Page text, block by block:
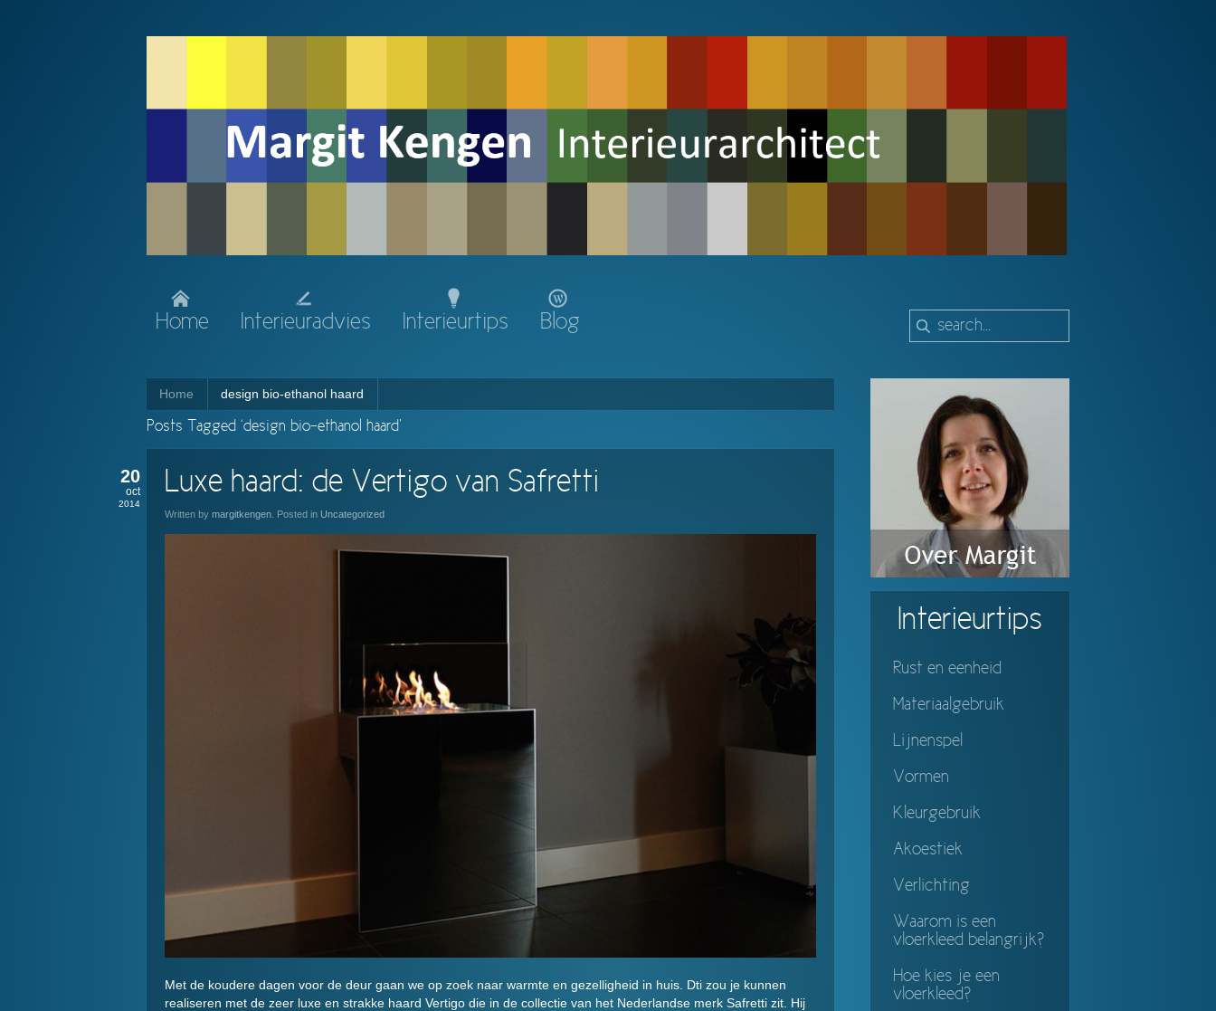
Home Interieuradvies Interieurtips Blog
Home design bio-ethanol haard
Posts Tagged ‘design bio-ethanol haard’
20
oct
2014
Luxe haard: de Vertigo van Safretti
Written by margitkengen . Posted in Uncategorized
Met de koudere dagen voor de deur gaan we op zoek naar warmte en gezelligheid in huis. Dti zou je kunnen
realiseren met de zeer luxe en strakke haard Vertigo die in de collectie van het Nederlandse merk Safretti zit. Hij
Interieurtips
Rust en eenheid
Materiaalgebruik
Lijnenspel
Vormen
Kleurgebruik
Akoestiek
Verlichting
Waarom is een
vloerkleed belangrijk?
Hoe kies je een
vloerkleed?